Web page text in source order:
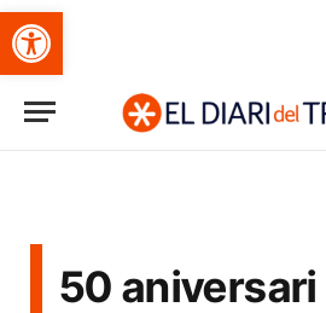
Obre la barra d'eines
50 aniversari